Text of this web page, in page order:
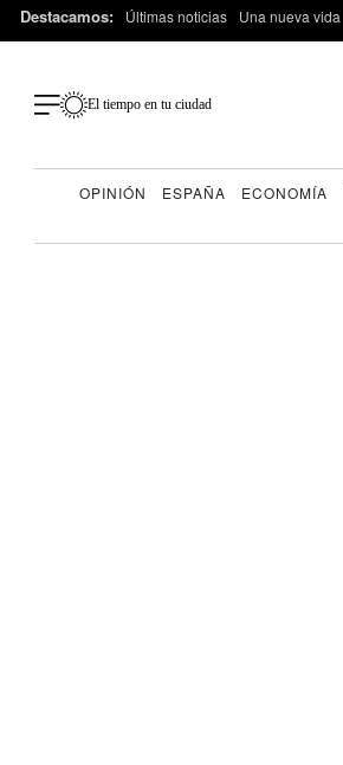
Destacamos: Últimas noticias Una nueva vida
El tiempo en tu ciudad
OPINIÓN ESPAÑA ECONOMÍA